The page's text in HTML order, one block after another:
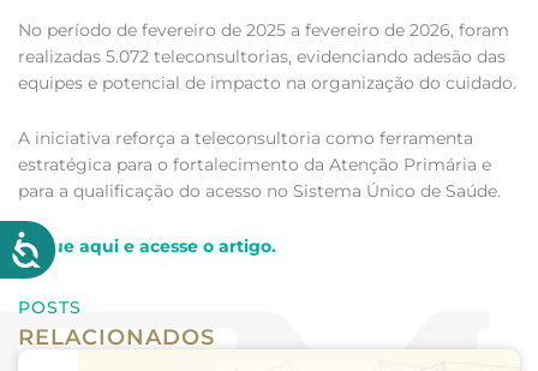
No período de fevereiro de 2025 a fevereiro de 2026, foram
realizadas 5.072 teleconsultorias, evidenciando adesão das
equipes e potencial de impacto na organização do cuidado.
A iniciativa reforça a teleconsultoria como ferramenta
estratégica para o fortalecimento da Atenção Primária e
para a qualificação do acesso no Sistema Único de Saúde.
Clique aqui e acesse o artigo.
POSTS
RELACIONADOS